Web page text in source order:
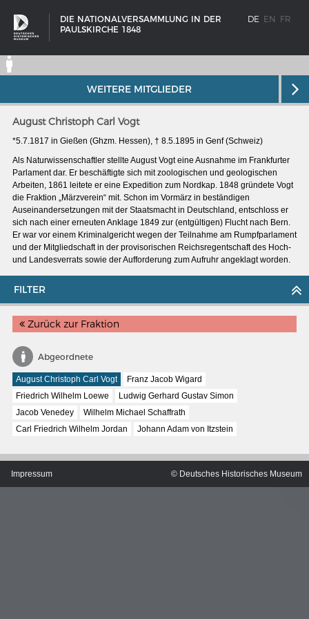
DIE NATIONALVERSAMMLUNG IN DER
PAULSKIRCHE 1848
DE EN FR
Entwicklungen im europäischen Schiffbau
FILTER
Zurück zur Fraktion
Abgeordnete
August Christoph Carl Vogt
Franz Jacob Wigard
Friedrich Wilhelm Loewe
Ludwig Gerhard Gustav Simon
Jacob Venedey
Wilhelm Michael Schaffrath
Carl Friedrich Wilhelm Jordan
Johann Adam von Itzstein
WEITERE MITGLIEDER
August Christoph Carl Vogt
*5.7.1817 in Gießen (Ghzm. Hessen), † 8.5.1895 in Genf (Schweiz)
Als Naturwissenschaftler stellte August Vogt eine Ausnahme im Frankfurter
Parlament dar. Er beschäftigte sich mit zoologischen und geologischen
Arbeiten, 1861 leitete er eine Expedition zum Nordkap. 1848 gründete Vogt
die Fraktion „Märzverein“ mit. Schon im Vormärz in beständigen
Auseinandersetzungen mit der Staatsmacht in Deutschland, entschloss er
sich nach einer erneuten Anklage 1849 zur (entgültigen) Flucht nach Bern.
Er war vor einem Kriminalgericht wegen der Teilnahme am Rumpfparlament
und der Mitgliedschaft in der provisorischen Reichsregentschaft des Hoch‑
und Landesverrats sowie der Auf­forderung zum Aufruhr angeklagt worden.
Impressum © Deutsches Historisches Museum